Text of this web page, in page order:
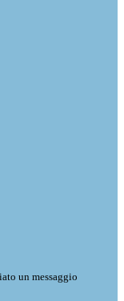
un messaggio